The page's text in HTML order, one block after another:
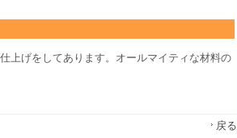
上げをしてあります。オールマイティな材料の
戻る